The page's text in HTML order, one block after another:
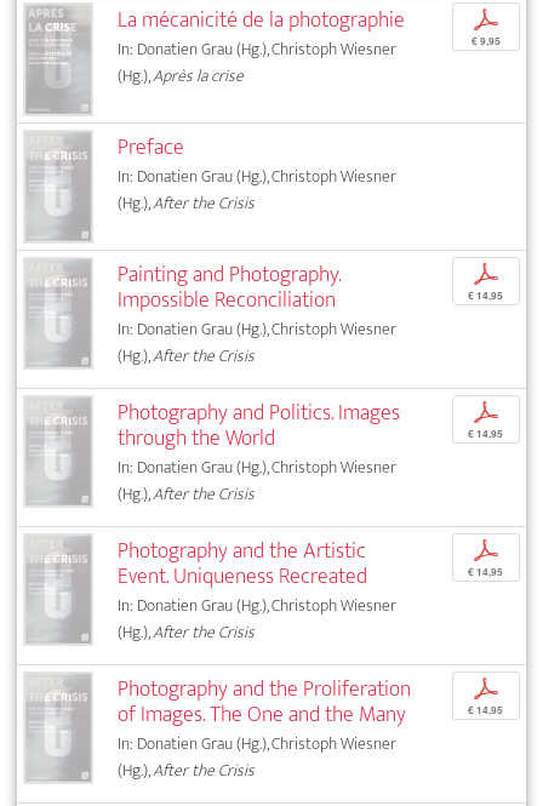
La mécanicité de la photographie
In: Donatien Grau (Hg.), Christoph Wiesner
(Hg.),Après la crise
p
€ 9,95
Preface
In: Donatien Grau (Hg.), Christoph Wiesner
(Hg.),After the Crisis
Painting and Photography.
Impossible Reconciliation
In: Donatien Grau (Hg.), Christoph Wiesner
(Hg.),After the Crisis
p
€ 14,95
Photography and Politics. Images
through the World
In: Donatien Grau (Hg.), Christoph Wiesner
(Hg.),After the Crisis
p
€ 14,95
Photography and the Artistic
Event. Uniqueness Recreated
In: Donatien Grau (Hg.), Christoph Wiesner
(Hg.),After the Crisis
p
€ 14,95
Photography and the Proliferation
of Images. The One and the Many
In: Donatien Grau (Hg.), Christoph Wiesner
(Hg.),After the Crisis
p
€ 14,95